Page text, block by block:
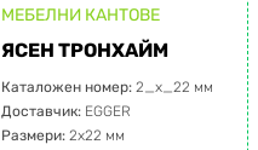
МЕБЕЛНИ КАНТОВЕ
ЯСЕН ТРОНХАЙМ
Каталожен номер: 2_x_22 мм
Доставчик: EGGER
Размери: 2х22 мм